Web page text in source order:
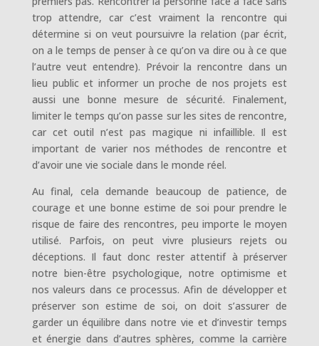
trop attendre, car c’est vraiment la rencontre qui
détermine si on veut poursuivre la relation (par écrit,
on a le temps de penser à ce qu’on va dire ou à ce que
l’autre veut entendre). Prévoir la rencontre dans un
lieu public et informer un proche de nos projets est
aussi une bonne mesure de sécurité. Finalement,
limiter le temps qu’on passe sur les sites de rencontre,
car cet outil n’est pas magique ni infaillible. Il est
important de varier nos méthodes de rencontre et
d’avoir une vie sociale dans le monde réel.
Au final, cela demande beaucoup de patience, de
courage et une bonne estime de soi pour prendre le
risque de faire des rencontres, peu importe le moyen
utilisé. Parfois, on peut vivre plusieurs rejets ou
déceptions. Il faut donc rester attentif à préserver
notre bien-être psychologique, notre optimisme et
nos valeurs dans ce processus. Afin de développer et
préserver son estime de soi, on doit s’assurer de
garder un équilibre dans notre vie et d’investir temps
et énergie dans d’autres sphères, comme la carrière